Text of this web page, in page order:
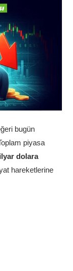
bugün
piyasa
dolara
hareketlerine